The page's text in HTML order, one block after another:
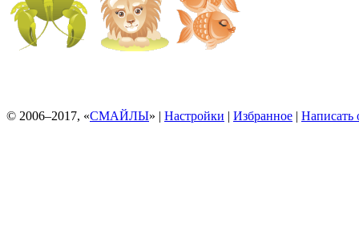
© 2006–2017, «СМАЙЛЫ» | Настройки | Избранное | Написать